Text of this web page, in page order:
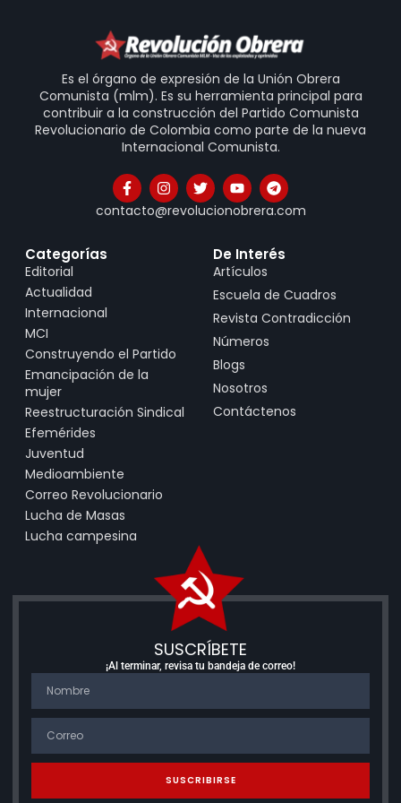
Es el órgano de expresión de la Unión Obrera
Comunista (mlm). Es su herramienta principal para
contribuir a la construcción del Partido Comunista
Revolucionario de Colombia como parte de la nueva
Internacional Comunista.
contacto@revolucionobrera.com
Categorías
Editorial
Actualidad
Internacional
MCI
Construyendo el Partido
Emancipación de la
mujer
Reestructuración Sindical
Efemérides
Juventud
Medioambiente
Correo Revolucionario
Lucha de Masas
Lucha campesina
De Interés
Artículos
Escuela de Cuadros
Revista Contradicción
Números
Blogs
Nosotros
Contáctenos
SUSCRÍBETE
¡Al terminar, revisa tu bandeja de correo!
SUSCRIBIRSE